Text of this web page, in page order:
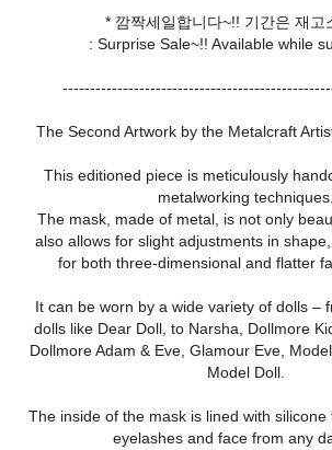
* 깜짝세일합니다~!! 기간은 재고
: Surprise Sale~!! Available while
The Second Artwork by the Metalcraft
This editioned piece is meticulously
metalworking techniques.
The mask, made of metal, is not only
also allows for slight adjustments in
for both three-dimensional and flatter
It can be worn by a wide variety of dolls –
dolls like Dear Doll, to Narsha, Dollmore
Dollmore Adam & Eve, Glamour Eve,
Model Doll.
The inside of the mask is lined with silicone
eyelashes and face from any